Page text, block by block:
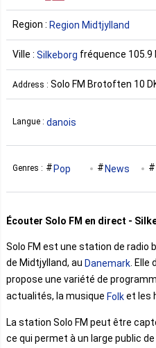
Region : Region Midtjylland
Ville : Silkeborg fréquence 105.9
Address : Solo FM Brotoften 10
Langue : danois
Genres : Pop News
Écouter Solo FM en direct -
Solo FM est une station de radio
de Midtjylland, au Danemark. Elle
propose une variété de
actualités, la musique Folket les
La station Solo FM peut être
ce qui permet à un large public